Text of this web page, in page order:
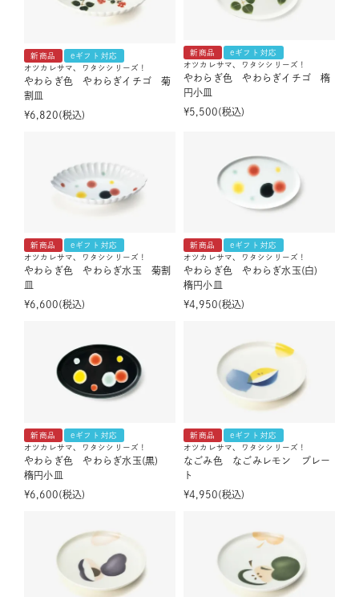
新商品
eギフト対応
オツカレサマ、ワタシシリーズ！
やわらぎ色 やわらぎイチゴ 菊
割皿
¥6,820 税込
新商品
eギフト対応
オツカレサマ、ワタシシリーズ！
やわらぎ色 やわらぎイチゴ 楕
円小皿
¥5,500 税込
新商品
eギフト対応
オツカレサマ、ワタシシリーズ！
やわらぎ色 やわらぎ水玉 菊割
¥6,600 税込
新商品
eギフト対応
オツカレサマ、ワタシシリーズ！
やわらぎ色 やわらぎ水玉(白)
楕円小皿
¥4,950 税込
新商品
eギフト対応
オツカレサマ、ワタシシリーズ！
やわらぎ色 やわらぎ水玉(黒)
楕円小皿
¥6,600 税込
新商品
eギフト対応
オツカレサマ、ワタシシリーズ！
なごみ色 なごみレモン プレー
ト
¥4,950 税込